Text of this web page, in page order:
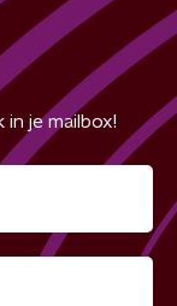
in je mailbox!